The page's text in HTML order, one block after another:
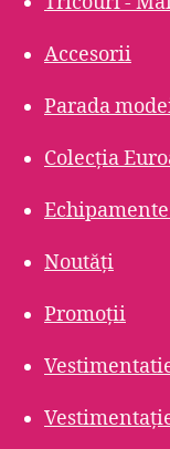
Accesorii
Parada
Colecția
Noutăți
Promoții